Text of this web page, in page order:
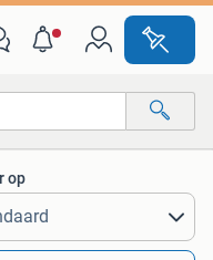
op